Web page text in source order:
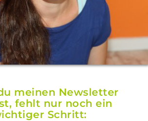
meinen Newsletter
fehlt nur noch ein
Schritt: